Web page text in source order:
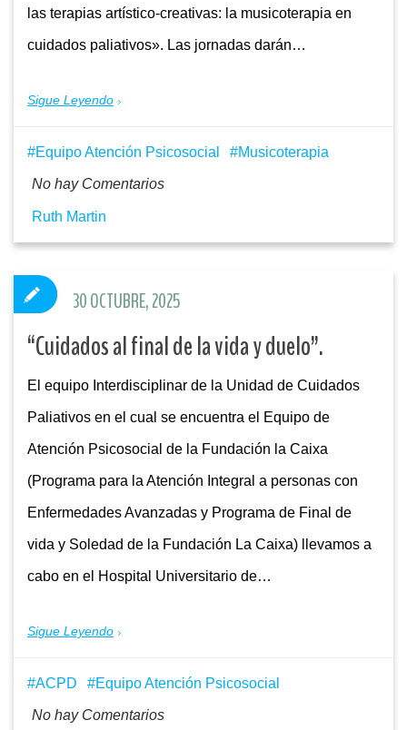
las terapias artístico-creativas: la musicoterapia en
cuidados paliativos». Las jornadas darán…
Sigue Leyendo
Equipo Atención Psicosocial Musicoterapia
No hay Comentarios
Ruth Martin
“Cuidados al final de la vida y duelo”.
El equipo Interdisciplinar de la Unidad de Cuidados
Paliativos en el cual se encuentra el Equipo de
Atención Psicosocial de la Fundación la Caixa
(Programa para la Atención Integral a personas con
Enfermedades Avanzadas y Programa de Final de
vida y Soledad de la Fundación La Caixa) llevamos a
cabo en el Hospital Universitario de…
Sigue Leyendo
30 OCTUBRE, 2025
ACPD Equipo Atención Psicosocial
No hay Comentarios